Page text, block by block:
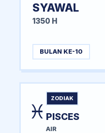
SYAWAL
1350 H
BULAN KE-10
♓
ZODIAK
PISCES
AIR